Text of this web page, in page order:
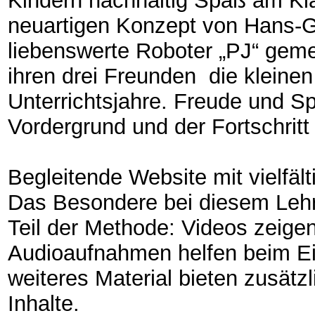
neuartigen Konzept von Hans-
liebenswerte Roboter „PJ“
ihren drei Freunden die
Unterrichtsjahre. Freude und
Vordergrund und der
Begleitende Website mit
Das Besondere bei diesem
Teil der Methode: Videos
Audioaufnahmen helfen beim
weiteres Material bieten
Inhalte.